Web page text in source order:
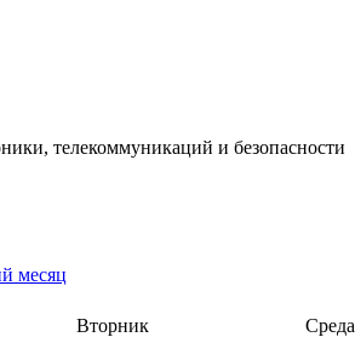
телекоммуникаций и безопасности
месяц
Вторник Среда